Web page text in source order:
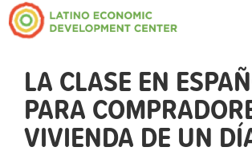
LA CLASE EN
PARA
VIVIENDA DE UN